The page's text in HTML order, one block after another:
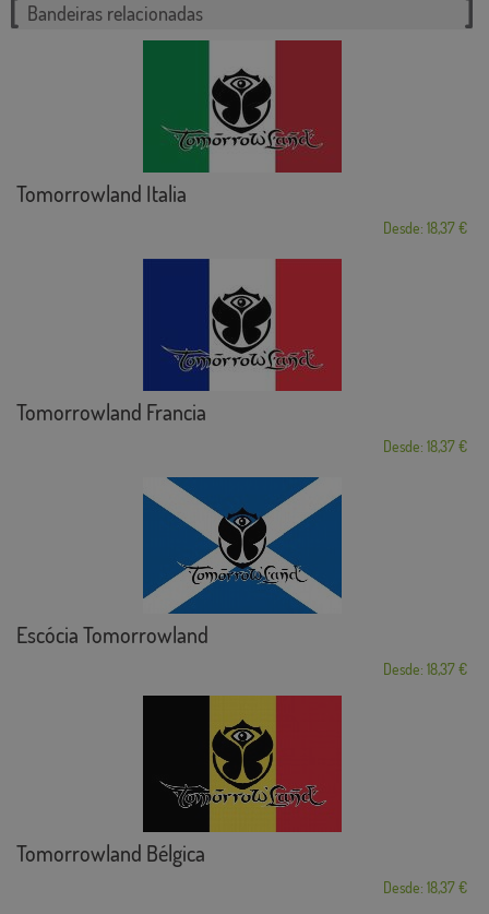
Bandeiras relacionadas
Tomorrowland Italia
Desde: 18,37 €
Tomorrowland Francia
Desde: 18,37 €
Escócia Tomorrowland
Desde: 18,37 €
Tomorrowland Bélgica
Desde: 18,37 €